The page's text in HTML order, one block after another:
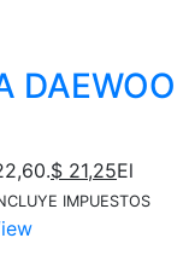
DAEWOO
$ 21,25El
IMPUESTOS